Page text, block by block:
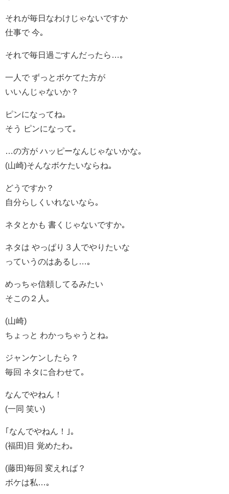
それが毎日なわけじゃないですか
仕事で 今｡
それで毎日過ごすんだったら…｡
一人で ずっとボケてた方が
いいんじゃないか？
ピンになってね｡
そう ピンになって｡
…の方が ハッピーなんじゃないかな｡
(山崎)そんなボケたいならね｡
どうですか？
自分らしくいれないなら｡
ネタとかも 書くじゃないですか｡
ネタは やっぱり３人でやりたいな
っていうのはあるし…｡
めっちゃ信頼してるみたい
そこの２人｡
(山崎)
ちょっと わかっちゃうとね｡
ジャンケンしたら？
毎回 ネタに合わせて｡
なんでやねん！
(一同 笑い)
｢なんでやねん！｣｡
(福田)目 覚めたわ｡
(藤田)毎回 変えれば？
ボケは私…｡